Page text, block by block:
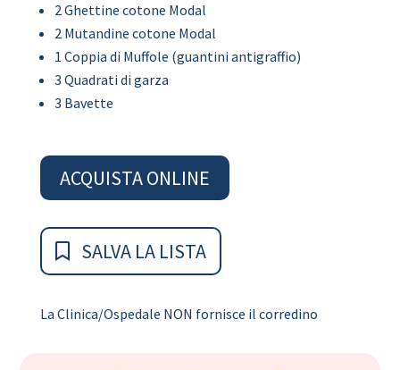
2 Ghettine cotone Modal
2 Mutandine cotone Modal
1 Coppia di Muffole (guantini antigraffio)
3 Quadrati di garza
3 Bavette
ACQUISTA ONLINE
SALVA LA LISTA
La Clinica/Ospedale NON fornisce il corredino